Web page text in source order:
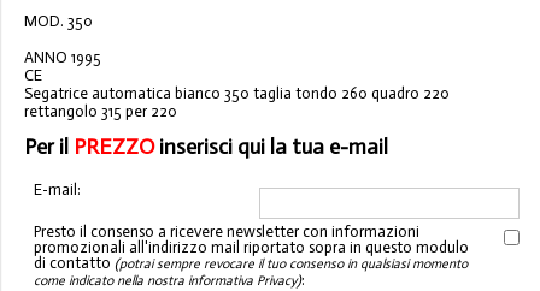
MOD. 350
ANNO 1995
CE
Segatrice automatica bianco 350 taglia tondo 260 quadro 220
rettangolo 315 per 220
Per il PREZZOinserisci qui la tua e-mail
E-mail:
Presto il consenso a ricevere newsletter con informazioni
promozionali all'indirizzo mail riportato sopra in questo modulo
di contatto (potrai sempre revocare il tuo consenso in qualsiasi momento
come indicato nella nostra informativa Privacy):